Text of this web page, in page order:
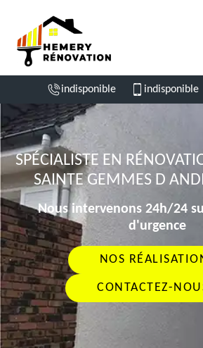
indisponible indisponible
SPÉCIALISTE EN
SAINTE GEMMES D
Nous intervenons 24h/24
d'urgence
NOS
CONTACTEZ-